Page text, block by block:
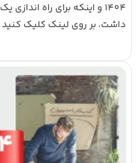
1404 و اینکه برای راه
داشت، بر روی لینک کلیک کنید